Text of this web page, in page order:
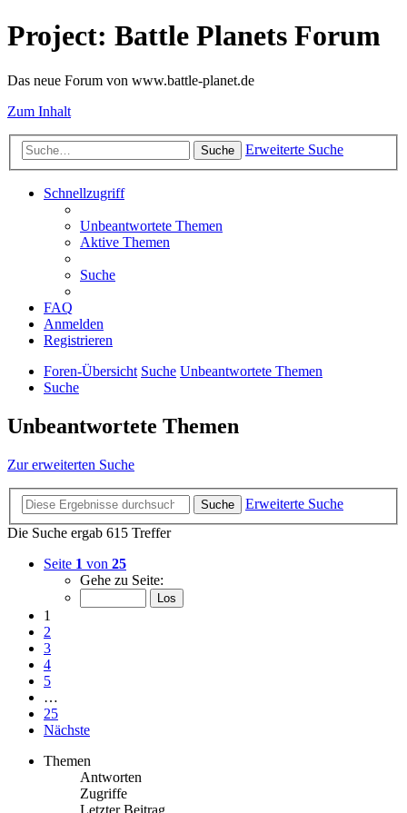
Project: Battle Planets Forum
Das neue Forum von www.battle-planet.de
Zum Inhalt
Suche Erweiterte Suche
Schnellzugriff
Unbeantwortete Themen
Aktive Themen
Suche
FAQ
Anmelden
Registrieren
Foren-Übersicht Suche Unbeantwortete Themen
Suche
Unbeantwortete Themen
Zur erweiterten Suche
Suche
Erweiterte Suche
Die Suche ergab 615 Treffer
Seite 1 von 25
Gehe zu Seite:
1
2
3
4
5
…
25
Nächste
Themen
Antworten
Zugriffe
Letzter Beitrag